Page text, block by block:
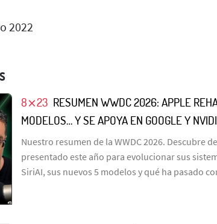
2022
8⨯23 RESUMEN WWDC 2026: APPLE
MODELOS… Y SE APOYA EN GOOGLE Y
Nuestro resumen de la WWDC 2026. Descubre
presentado este año para evolucionar sus
SiriAI, sus nuevos 5 modelos y qué ha pasado